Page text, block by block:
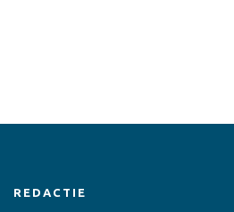
REDACTIE